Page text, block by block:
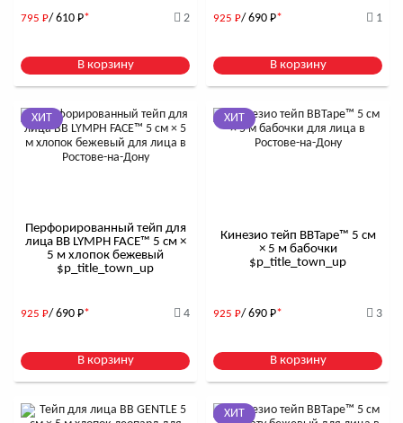
795 Р/ 610 Р* 2
В корзину
925 Р/ 690 Р* 1
В корзину
ХИТ
Перфорированный тейп для
лица BB LYMPH FACE™ 5 см ×
5 м хлопок бежевый
$р_title_town_up
925 Р/ 690 Р* 4
В корзину
ХИТ
Кинезио тейп BBTape™ 5 см
× 5 м бабочки
$р_title_town_up
925 Р/ 690 Р* 3
В корзину
ХИТ